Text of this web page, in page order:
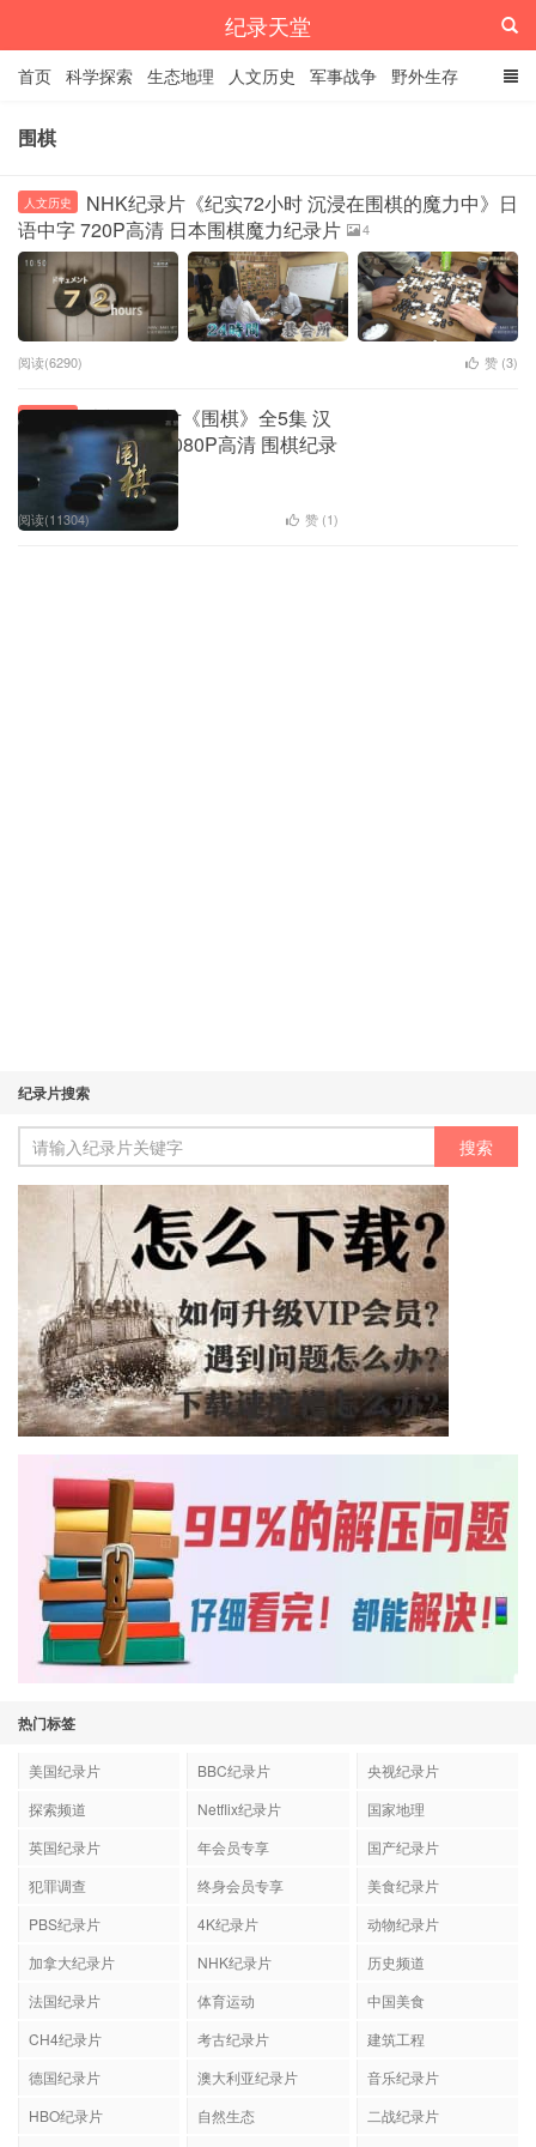
纪录天堂
首页 科学探索 生态地理 人文历史 军事战争 野外生存
经典纪录
围棋
人文历史
NHK纪录片《纪实72小时 沉浸在围棋的魔力中》日
语中字 720P高清 日本围棋魔力纪录片
4
阅读(6290) 赞 (3)
央视纪录片《围棋》全5集 汉
语中字 百度网盘 1080P高清 围棋纪录
片下载
1
阅读(11304) 赞 (1)
纪录片搜索
热门标签
美国纪录片 BBC纪录片
央视纪录片
探索频道
Netflix纪录片
国家地理
英国纪录片
年会员专享
国产纪录片
犯罪调查
终身会员专享
美食纪录片
PBS纪录片
4K纪录片
动物纪录片
加拿大纪录片
NHK纪录片
历史频道
法国纪录片
体育运动
中国美食
CH4纪录片
考古纪录片
建筑工程
德国纪录片
澳大利亚纪录片
音乐纪录片
HBO纪录片
自然生态
二战纪录片